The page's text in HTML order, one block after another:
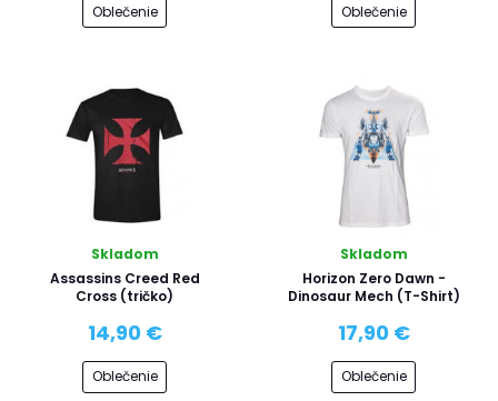
Oblečenie Oblečenie
Skladom
Assassins Creed Red
Cross (tričko)
14,90 €
Oblečenie
Skladom
Horizon Zero Dawn -
Dinosaur Mech (T-Shirt)
17,90 €
Oblečenie